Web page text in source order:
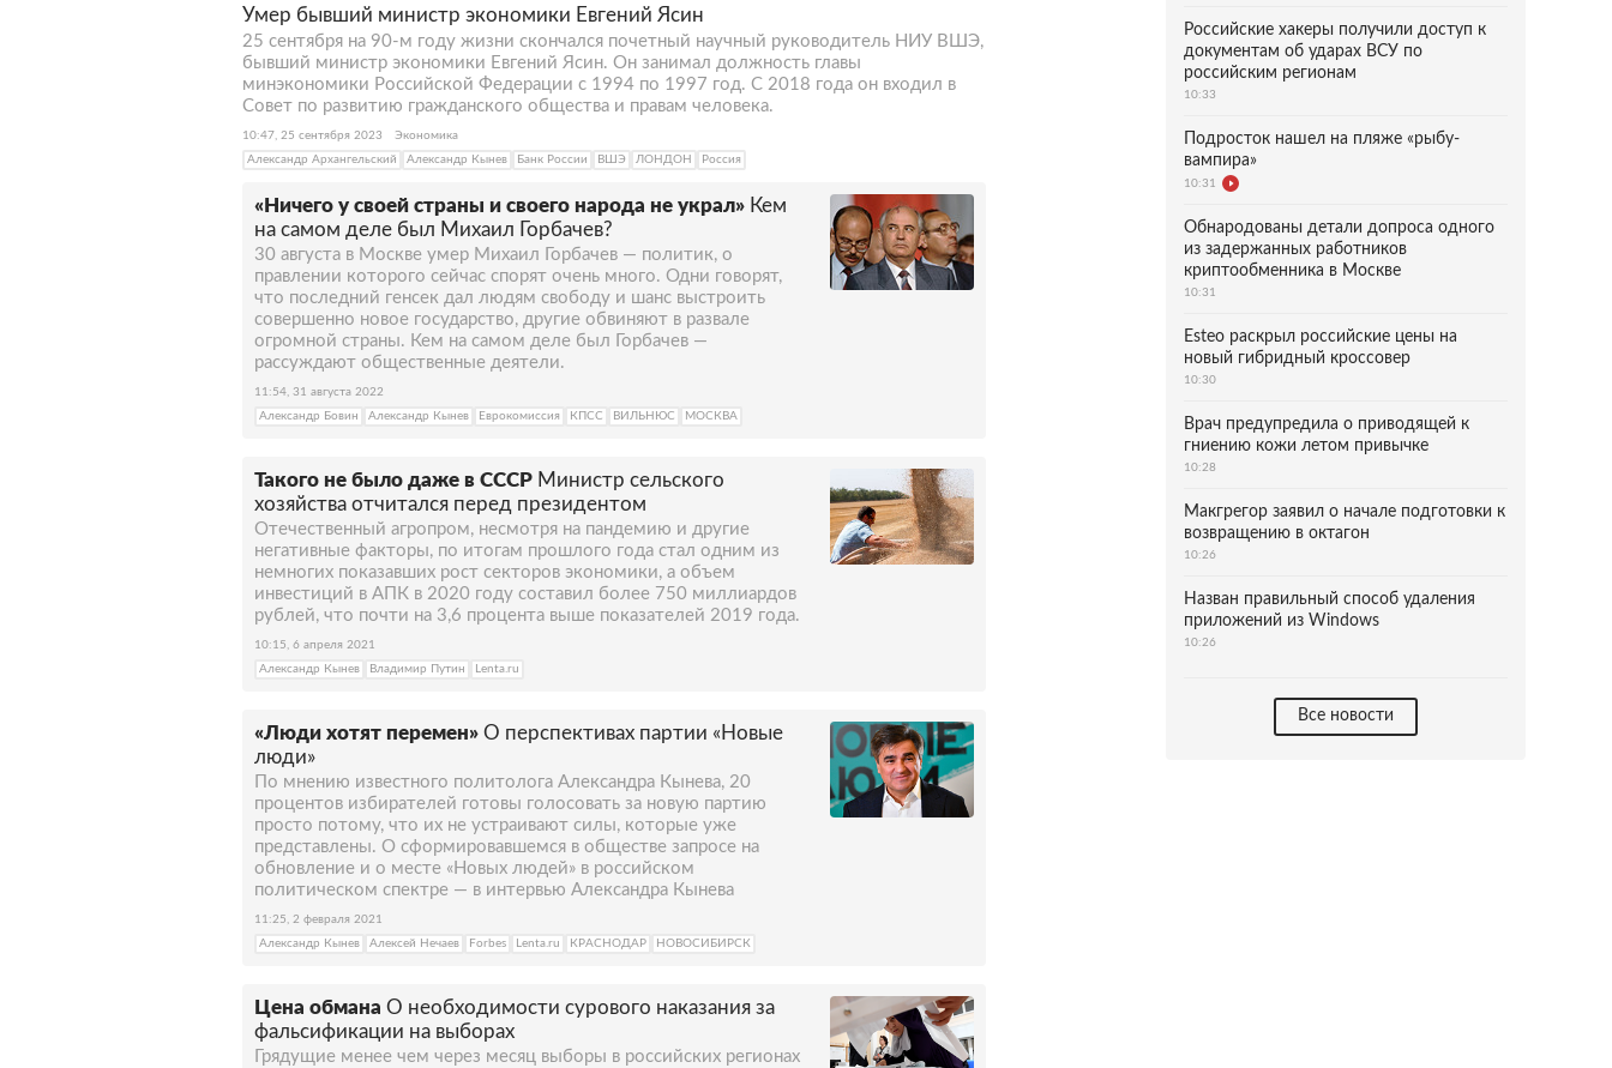
Умер бывший министр экономики Евгений Ясин
25 сентября на 90-м году жизни скончался почетный научный руководитель НИУ ВШЭ,
бывший министр экономики Евгений Ясин. Он занимал должность главы
минэкономики Российской Федерации с 1994 по 1997 год. С 2018 года он входил в
Совет по развитию гражданского общества и правам человека.
10:47, 25 сентября 2023
Экономика
Александр Архангельский
Александр Кынев Банк России ВШЭ ЛОНДОН Россия
«Ничего у своей страны и своего народа не украл» Кем
на самом деле был Михаил Горбачев?
30 августа в Москве умер Михаил Горбачев — политик, о
правлении которого сейчас спорят очень много. Одни говорят,
что последний генсек дал людям свободу и шанс выстроить
совершенно новое государство, другие обвиняют в развале
огромной страны. Кем на самом деле был Горбачев —
рассуждают общественные деятели.
11:54, 31 августа 2022
Александр Бовин
Александр Кынев Еврокомиссия КПСС ВИЛЬНЮС МОСКВА
Такого не было даже в СССР Министр сельского
хозяйства отчитался перед президентом
Отечественный агропром, несмотря на пандемию и другие
негативные факторы, по итогам прошлого года стал одним из
немногих показавших рост секторов экономики, а объем
инвестиций в АПК в 2020 году составил более 750 миллиардов
рублей, что почти на 3,6 процента выше показателей 2019 года.
10:15, 6 апреля 2021
Александр Кынев
Владимир Путин Lenta.ru
«Люди хотят перемен» О перспективах партии «Новые
люди»
По мнению известного политолога Александра Кынева, 20
процентов избирателей готовы голосовать за новую партию
просто потому, что их не устраивают силы, которые уже
представлены. О сформировавшемся в обществе запросе на
обновление и о месте «Новых людей» в российском
политическом спектре — в интервью Александра Кынева
11:25, 2 февраля 2021
Александр Кынев
Алексей Нечаев Forbes Lenta.ru КРАСНОДАР НОВОСИБИРСК
Цена обмана О необходимости сурового наказания за
фальсификации на выборах
Грядущие менее чем через месяц выборы в российских регионах
Российские хакеры получили доступ к
документам об ударах ВСУ по
российским регионам
10:33
Подросток нашел на пляже «рыбу-
вампира»
10:31
Обнародованы детали допроса одного
из задержанных работников
криптообменника в Москве
10:31
Esteo раскрыл российские цены на
новый гибридный кроссовер
10:30
Врач предупредила о приводящей к
гниению кожи летом привычке
10:28
Макгрегор заявил о начале подготовки к
возвращению в октагон
10:26
Назван правильный способ удаления
приложений из Windows
10:26
Все новости